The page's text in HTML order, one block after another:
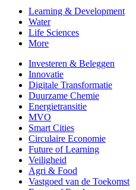
Learning & Development
Water
Life Sciences
More
Investeren & Beleggen
Innovatie
Digitale Transformatie
Duurzame Chemie
Energietransitie
MVO
Smart Cities
Circulaire Economie
Future of Learning
Veiligheid
Agri & Food
Vastgoed van de Toekomst